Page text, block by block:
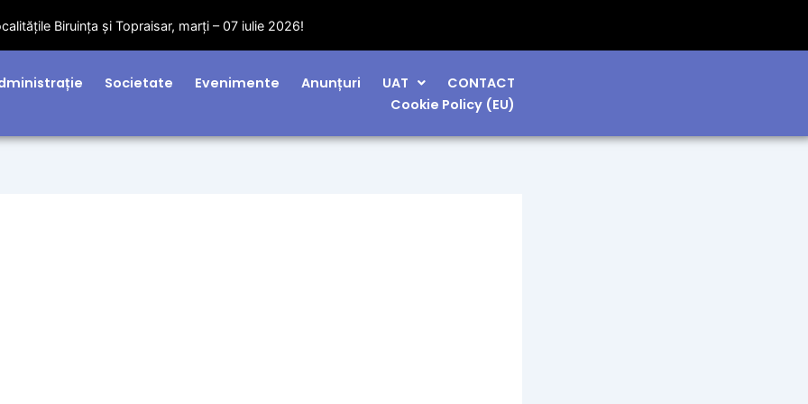
Midia Năvodari, Rafinare Rompetrol și Corbu de Jos!
Societate Evenimente Anunțuri UAT
CONTACT
Cookie Policy (EU)